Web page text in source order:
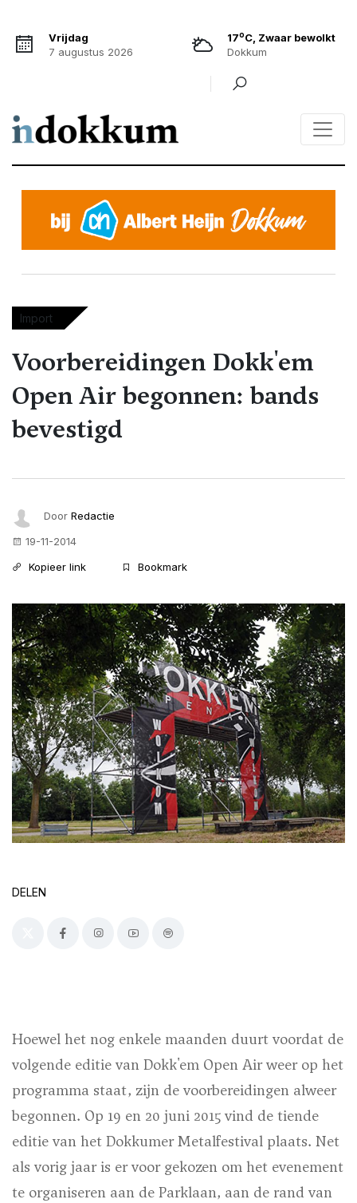
Vrijdag
7 augustus 2026
17oC, Zwaar bewolkt
Dokkum
Import
Voorbereidingen Dokk'em
Open Air begonnen: bands
bevestigd
Door Redactie
19-11-2014
Kopieer link
Bookmark
DELEN
Hoewel het nog enkele maanden duurt voordat de
volgende editie van Dokk'em Open Air weer op het
programma staat, zijn de voorbereidingen alweer
begonnen. Op 19 en 20 juni 2015 vind de tiende
editie van het Dokkumer Metalfestival plaats. Net
als vorig jaar is er voor gekozen om het evenement
te organiseren aan de Parklaan, aan de rand van